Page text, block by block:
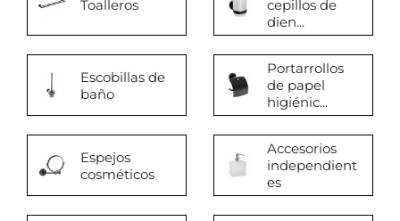
Toalleros
cepillos de
dien...
Escobillas de
baño
Portarrollos
de papel
higiénic...
Espejos
cosméticos
Accesorios
independient
es